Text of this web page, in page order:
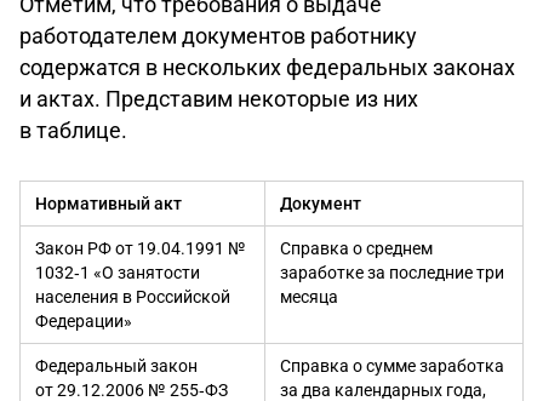
работодателем документов работнику
содержатся в нескольких федеральных законах
и актах. Представим некоторые из них
в таблице.
Нормативный акт Документ
Закон РФ от 19.04.1991 №
1032‑1 «О занятости
населения в Российской
Федерации»
Справка о среднем
заработке за последние три
месяца
Федеральный закон
от 29.12.2006 № 255‑ФЗ
Справка о сумме заработка
за два календарных года,